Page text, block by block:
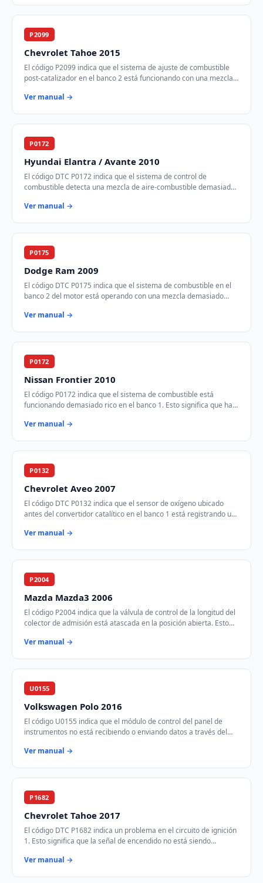
P2099
Chevrolet Tahoe 2015
El código P2099 indica que el sistema de ajuste de combustible
post-catalizador en el banco 2 está funcionando con una mezcla
Ver manual →
P0172
Hyundai Elantra / Avante 2010
El código DTC P0172 indica que el sistema de control de
combustible detecta una mezcla de aire-combustible demasiado
Ver manual →
P0175
Dodge Ram 2009
El código DTC P0175 indica que el sistema de combustible en el
banco 2 del motor está operando con una mezcla demasiado
Ver manual →
P0172
Nissan Frontier 2010
El código P0172 indica que el sistema de combustible está
funcionando demasiado rico en el banco 1. Esto significa que hay
Ver manual →
P0132
Chevrolet Aveo 2007
El código DTC P0132 indica que el sensor de oxígeno ubicado
antes del convertidor catalítico en el banco 1 está registrando un
Ver manual →
P2004
Mazda Mazda3 2006
El código P2004 indica que la válvula de control de la longitud del
colector de admisión está atascada en la posición abierta. Esto
Ver manual →
U0155
Volkswagen Polo 2016
El código U0155 indica que el módulo de control del panel de
instrumentos no está recibiendo o enviando datos a través del
Ver manual →
P1682
Chevrolet Tahoe 2017
El código DTC P1682 indica un problema en el circuito de ignición
1. Esto significa que la señal de encendido no está siendo
Ver manual →